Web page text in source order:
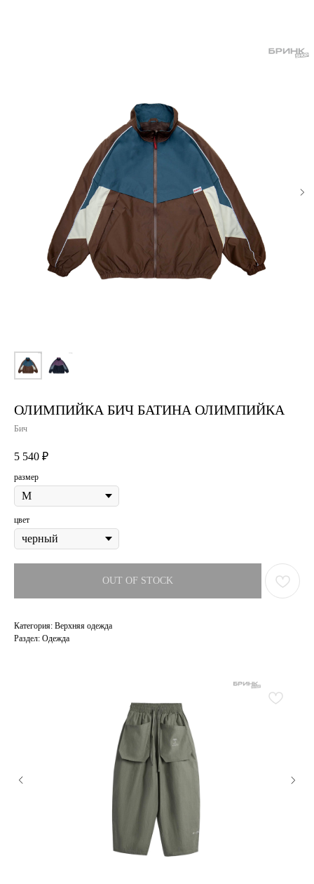
ОЛИМПИЙКА БИЧ БАТИНА ОЛИМПИЙКА
Бич
5 540 ₽
размер
цвет
OUT OF STOCK
Категория: Верхняя одежда
Раздел: Одежда